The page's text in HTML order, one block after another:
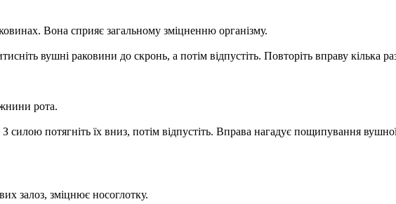
Вона сприяє загальному зміцненню організму.
вушні раковини до скронь, а потім відпустіть. Повторіть вправу кілька
рота.
силою потягніть їх вниз, потім відпустіть. Вправа нагадує пощипування
залоз, зміцнює носоглотку.